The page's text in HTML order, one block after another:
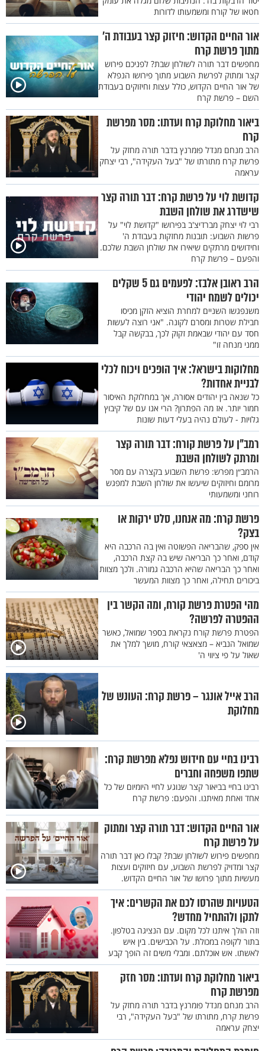
תְּרוּמַת מַתָּנָם לְכָל תְּנוּפֹת בְּנֵי יִשְׂרָאֵל לְךָ נְתַתִּים וּלְבָנֶיךָ וְלִבְנֹתֶיךָ
אִתְּךָ לְחָק עוֹלָם כָּל טָהוֹר בְּבֵיתְךָ יֹאכַל אֹתוֹ: {יב} כֹּל חֵלֶב יִצְהָר וְכָל
חֵלֶב תִּירוֹשׁ וְדָגָן רֵאשִׁיתָם אֲשֶׁר יִתְּנוּ לַיהוָה לְךָ נְתַתִּים: {יג} בִּכּוּרֵי
כָּל אֲשֶׁר בְּאַרְצָם אֲשֶׁר יָבִיאוּ לַיהוָה לְךָ יִהְיֶה כָּל טָהוֹר בְּבֵיתְךָ
יֹאכֲלֶנּוּ: {יד} כָּל חֵרֶם בְּיִשְׂרָאֵל לְךָ יִהְיֶה: {טו} כָּל פֶּטֶר רֶחֶם לְכָל
בָּשָׂר אֲשֶׁר יַקְרִיבוּ לַיהוָה בָּאָדָם וּבַבְּהֵמָה יִהְיֶה לָּךְ אַךְ פָּדֹה תִפְדֶּה
אֵת בְּכוֹר הָאָדָם וְאֵת בְּכוֹר הַבְּהֵמָה הַטְּמֵאָה תִּפְדֶּה: {טז} וּפְדוּיָו מִבֶּן
חֹדֶשׁ תִּפְדֶּה בְּעֶרְכְּךָ כֶּסֶף חֲמֵשֶׁת שְׁקָלִים בְּשֶׁקֶל הַקֹּדֶשׁ עֶשְׂרִים
גֵּרָה הוּא: {יז} אַךְ בְּכוֹר שׁוֹר אוֹ בְכוֹר כֶּשֶׂב אוֹ בְכוֹר עֵז לֹא תִפְדֶּה
קֹדֶשׁ הֵם אֶת דָּמָם תִּזְרֹק עַל הַמִּזְבֵּחַ וְאֶת חֶלְבָּם תַּקְטִיר אִשֶּׁה לְרֵיחַ
נִיחֹחַ לַיהוָה: {יח} וּבְשָׂרָם יִהְיֶה לָּךְ כַּחֲזֵה הַתְּנוּפָה וּכְשׁוֹק הַיָּמִין לְךָ
יִהְיֶה: {יט} כֹּל תְּרוּמֹת הַקֳּדָשִׁים אֲשֶׁר יָרִימוּ בְנֵי יִשְׂרָאֵל לַיהוָה נָתַתִּי
לְךָ וּלְבָנֶיךָ וְלִבְנֹתֶיךָ אִתְּךָ לְחָק עוֹלָם בְּרִית מֶלַח עוֹלָם הִוא לִפְנֵי
יְהוָה לְךָ וּלְזַרְעֲךָ אִתָּךְ: {כ} וַיֹּאמֶר יְהוָה אֶל אַהֲרֹן בְּאַרְצָם לֹא תִנְחָל
וְחֵלֶק לֹא יִהְיֶה לְךָ בְּתוֹכָם אֲנִי חֶלְקְךָ וְנַחֲלָתְךָ בְּתוֹךְ בְּנֵי יִשְׂרָאֵל: (ס)
{כא} שביעי וְלִבְנֵי לֵוִי הִנֵּה נָתַתִּי כָּל מַעֲשֵׂר בְּיִשְׂרָאֵל לְנַחֲלָה חֵלֶף
עֲבֹדָתָם אֲשֶׁר הֵם עֹבְדִים אֶת עֲבֹדַת אֹהֶל מוֹעֵד: {כב} וְלֹא יִקְרְבוּ
עוֹד בְּנֵי יִשְׂרָאֵל אֶל אֹהֶל מוֹעֵד לָשֵׂאת חֵטְא לָמוּת: {כג} וְעָבַד הַלֵּוִי
הוּא אֶת עֲבֹדַת אֹהֶל מוֹעֵד וְהֵם יִשְׂאוּ עֲוֹנָם חֻקַּת עוֹלָם לְדֹרֹתֵיכֶם
וּבְתוֹךְ בְּנֵי יִשְׂרָאֵל לֹא יִנְחֲלוּ נַחֲלָה: {כד} כִּי אֶת מַעְשַׂר בְּנֵי יִשְׂרָאֵל
אֲשֶׁר יָרִימוּ לַיהוָה תְּרוּמָה נָתַתִּי לַלְוִיִּם לְנַחֲלָה עַל כֵּן אָמַרְתִּי לָהֶם
בְּתוֹךְ בְּנֵי יִשְׂרָאֵל לֹא יִנְחֲלוּ נַחֲלָה: (פ) {כה} וַיְדַבֵּר יְהוָה אֶל מֹשֶׁה
לֵּאמֹר: {כו} וְאֶל הַלְוִיִּם תְּדַבֵּר וְאָמַרְתָּ אֲלֵהֶם כִּי תִקְחוּ מֵאֵת בְּנֵי
יִשְׂרָאֵל אֶת הַמַּעֲשֵׂר אֲשֶׁר נָתַתִּי לָכֶם מֵאִתָּם בְּנַחֲלַתְכֶם וַהֲרֵמֹתֶם
מִמֶּנּוּ תְּרוּמַת יְהוָה מַעֲשֵׂר מִן הַמַּעֲשֵׂר: {כז} וְנֶחְשַׁב לָכֶם תְּרוּמַתְכֶם
כַּדָּגָן מִן הַגֹּרֶן וְכַמְלֵאָה מִן הַיָּקֶב: {כח} כֵּן תָּרִימוּ גַם אַתֶּם תְּרוּמַת
יְהוָה מִכֹּל מַעְשְׂרֹתֵיכֶם אֲשֶׁר תִּקְחוּ מֵאֵת בְּנֵי יִשְׂרָאֵל וּנְתַתֶּם מִמֶּנּוּ
אֶת תְּרוּמַת יְהוָה לְאַהֲרֹן הַכֹּהֵן: {כט} מִכֹּל מַתְּנֹתֵיכֶם תָּרִימוּ אֵת כָּל
תְּרוּמַת יְהוָה מִכָּל חֶלְבּוֹ אֶת מִקְדְּשׁוֹ מִמֶּנּוּ: {ל} מפטיר וְאָמַרְתָּ
אֲלֵהֶם בַּהֲרִימְכֶם אֶת חֶלְבּוֹ מִמֶּנּוּ וְנֶחְשַׁב לַלְוִיִּם כִּתְבוּאַת גֹּרֶן
וְכִתְבוּאַת יָקֶב: {לא} וַאֲכַלְתֶּם אֹתוֹ בְּכָל מָקוֹם אַתֶּם וּבֵיתְכֶם כִּי שָׂכָר
הוּא לָכֶם חֵלֶף עֲבֹדַתְכֶם בְּאֹהֶל מוֹעֵד: {לב} וְלֹא תִשְׂאוּ עָלָיו חֵטְא
בַּהֲרִימְכֶם אֶת חֶלְבּוֹ מִמֶּנּוּ וְאֶת קָדְשֵׁי בְנֵי יִשְׂרָאֵל לֹא תְחַלְּלוּ וְלֹא
תָמוּתוּ: (פפפ)
חטאו של קורח ומשמעותו לדורות
אור החיים הקדוש: חיזוק קצר בעבודת ה'
מתוך פרשת קרח
מחפשים דבר תורה לשולחן שבת? לפניכם פירוש
קצר ומתוק לפרשת השבוע מתוך פירושו הנפלא
של אור החיים הקדוש, כולל עצות וחיזוקים בעבודת
השם – פרשת קרח
ביאור מחלוקת קרח ועדתו: מסר מפרשת
קרח
הרב מנחם מנדל פומרנץ בדבר תורה מחזק על
פרשת קרח מתורתו של "בעל העקידה", רבי יצחק
עראמה
קדושת לוי על פרשת קרח: דבר תורה קצר
שישדרג את שולחן השבת
רבי לוי יצחק מברדיצ'ב בפירושו "קדושת לוי" על
פרשות השבוע: תובנות מחזקות בעבודת ה'
וחידושים מרתקים שיאירו את שולחן השבת שלכם.
והפעם – פרשת קרח
הרב ראובן אלבז: לפעמים גם 5 שקלים
יכולים לשמח יהודי
משנפגשו השניים למחרת הוציא הזקן מכיסו
חבילת שטרות ומסרם לקונה. "אני רוצה לעשות
חסד עם יהודי שבאמת זקוק לכך, בבקשה קבל
ממני מנחה זו"
מחלוקות בישראל: איך הופכים ויכוח לכלי
לבניית אחדות?
כל שנאה בין יהודים אסורה, אך במחלוקת האיסור
חמור יותר. אז מה הפתרון? הרי אנו עם של קיבוץ
גלויות - לעולם נהיה בעלי דעות שונות
רמב"ן על פרשת קורח: דבר תורה קצר
ומרתק לשולחן השבת
הרמב״ן מפרש: פרשת השבוע בקצרה עם מסר
מרומם וחיזוקים שיעשו את שולחן השבת למפגש
רוחני ומשמעותי
פרשת קרח: מה אנחנו, סלט ירקות או
בצק?
אין ספק, שהבריאה הפשוטה ואין בה הרכבה היא
קודם, ואחר כך הבריאה שיש בה קצת הרכבה,
ואחר כך הבריאה שהיא הרכבה גמורה. ולכך מצוות
ביכורים תחילה, ואחר כך מצוות המעשר
מהי הפטרת פרשת קורח, ומה הקשר בין
ההפטרה לפרשה?
הפטרת פרשת קורח נקראת בספר שמואל, כאשר
שמואל הנביא – מצאצאי קורח, מושך למלך את
שאול על פי ציווי ה'
הרב אייל אונגר – פרשת קרח: העונש של
מחלוקת
רבינו בחיי עם חידוש נפלא מפרשת קרח:
שתפו משפחה וחברים
רבינו בחיי בביאור קצר שנוגע לחיי היומיום של כל
אחד ואחת מאיתנו. והפעם: פרשת קרח
אור החיים הקדוש: דבר תורה קצר ומתוק
על פרשת קרח
מחפשים פירוש לשולחן שבת? קבלו כאן דבר תורה
קצר ומדויק לפרשת השבוע, עם חיזוקים ועצות
מעשיות מתוך פרושו של אור החיים הקדוש.
הטעויות שהרסו לכם את הקשרים: איך
לתקן ולהתחיל מחדש?
וזה הולך איתנו לכל מקום. עם הנציגה בטלפון.
בתור לקופה במכולת. על הכבישים. בין איש
לאשתו. אש אוכלתם. ומבלי משים זה הופך קבע
ביאור מחלוקת קרח ועדתו: מסר חזק
מפרשת קרח
הרב מנחם מנדל פומרנץ בדבר תורה מחזק על
פרשת קרח, מתורתו של "בעל העקידה", רבי
יצחק עראמה